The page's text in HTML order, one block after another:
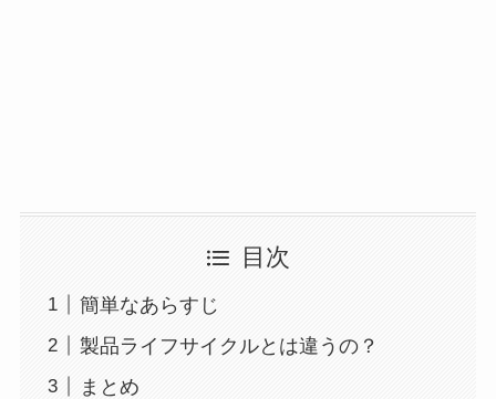
目次
簡単なあらすじ
製品ライフサイクルとは違うの？
まとめ